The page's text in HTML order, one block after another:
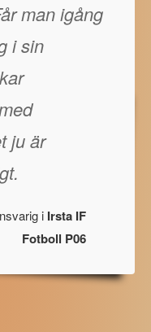
man igång
i sin
ju är
i Irsta IF
Fotboll P06